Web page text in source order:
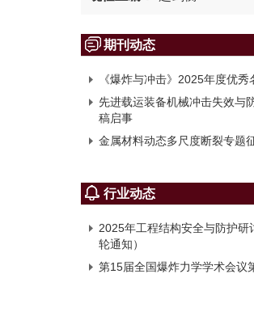
期刊动态
《爆炸与冲击》2025年度优秀
先进载运装备机械冲击失效与
稿启事
金属材料动态多尺度断裂专题
行业动态
2025年工程结构安全与防护研
轮通知）
第15届全国爆炸力学学术会议